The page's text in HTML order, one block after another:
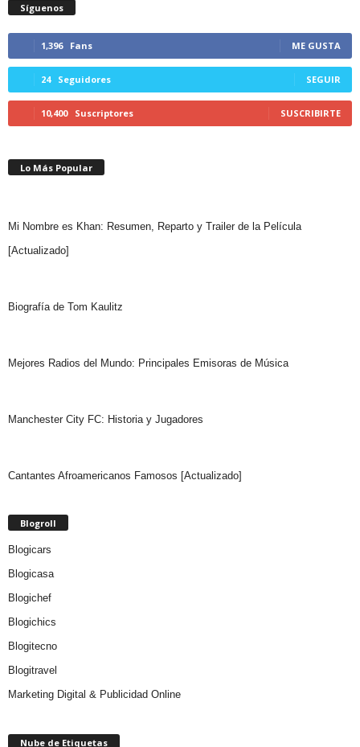
Síguenos
1,396 Fans ME GUSTA
24 Seguidores SEGUIR
10,400 Suscriptores SUSCRIBIRTE
Lo Más Popular
Mi Nombre es Khan: Resumen, Reparto y Trailer de la Película
[Actualizado]
Biografía de Tom Kaulitz
Mejores Radios del Mundo: Principales Emisoras de Música
Manchester City FC: Historia y Jugadores
Cantantes Afroamericanos Famosos [Actualizado]
Blogroll
Blogicars
Blogicasa
Blogichef
Blogichics
Blogitecno
Blogitravel
Marketing Digital & Publicidad Online
Nube de Etiquetas